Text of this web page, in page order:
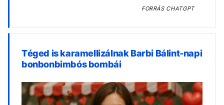
FORRÁSCHATGPT
Téged is karamellizálnak Barbi Bálint-napi
bonbonbimbós bombái